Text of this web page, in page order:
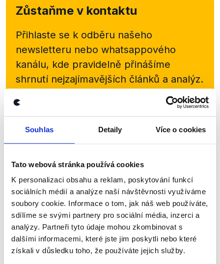
Souhlas Detaily Více o cookies
Tato webová stránka používá cookies
K personalizaci obsahu a reklam, poskytování funkcí
sociálních médií a analýze naší návštěvnosti využíváme
soubory cookie. Informace o tom, jak náš web používáte,
sdílíme se svými partnery pro sociální média, inzerci a
analýzy. Partneři tyto údaje mohou zkombinovat s
dalšími informacemi, které jste jim poskytli nebo které
získali v důsledku toho, že používáte jejich služby.
Zůstaňme v kontaktu
Přihlaste se k odběru našeho
newsletteru nebo whatsappového
kanálu, kde pravidelně přinášíme
shrnutí nejzajímavějších článků a analýz.
Začněte nás odebírat, a mějte tak
přehled o tom, jaké dezinformace a
Sociální sítě
Nenechte si ujít nejnovější události
z Demagog.cz. Sdílením našich
příspěvků přátelům podpoříte naši